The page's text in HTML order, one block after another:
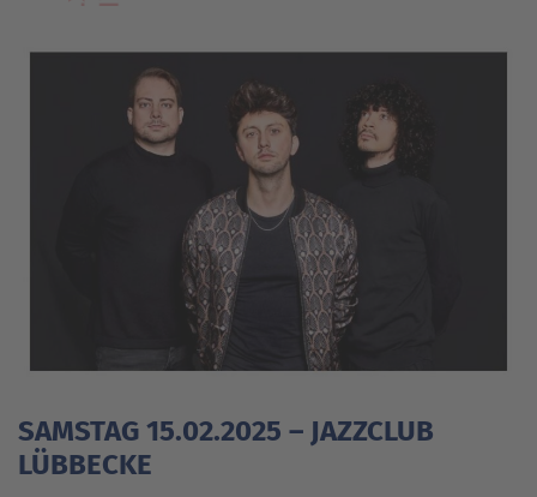
SAMSTAG 15.02.2025 – JAZZCLUB
LÜBBECKE